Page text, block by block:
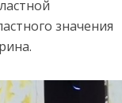
значения